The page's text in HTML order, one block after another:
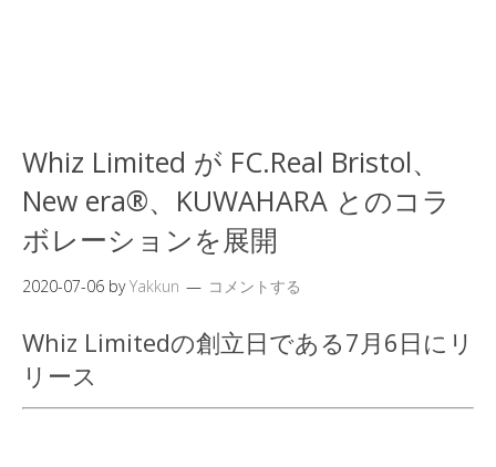
Whiz Limited が FC.Real Bristol、
New era®、KUWAHARA とのコラ
ボレーションを展開
2020-07-06 byYakkun コメントする
Whiz Limitedの創立日である7月6日にリ
リース